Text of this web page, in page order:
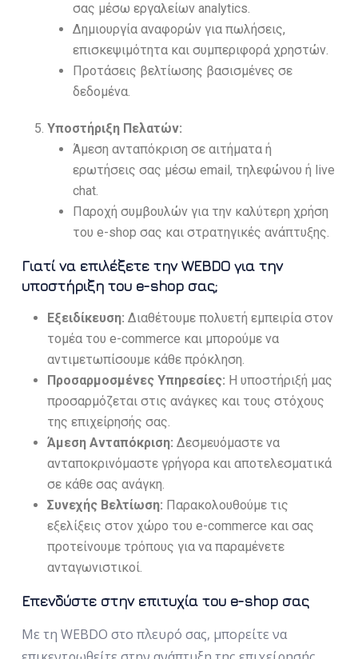
σας μέσω εργαλείων analytics.
Δημιουργία αναφορών για πωλήσεις,
επισκεψιμότητα και συμπεριφορά χρηστών.
Προτάσεις βελτίωσης βασισμένες σε
δεδομένα.
Υποστήριξη Πελατών:
Άμεση ανταπόκριση σε αιτήματα ή
ερωτήσεις σας μέσω email, τηλεφώνου ή live
chat.
Παροχή συμβουλών για την καλύτερη χρήση
του e-shop σας και στρατηγικές ανάπτυξης.
Γιατί να επιλέξετε την WEBDO για την
υποστήριξη του e-shop σας;
Εξειδίκευση: Διαθέτουμε πολυετή εμπειρία στον
τομέα του e-commerce και μπορούμε να
αντιμετωπίσουμε κάθε πρόκληση.
Προσαρμοσμένες Υπηρεσίες: Η υποστήριξή μας
προσαρμόζεται στις ανάγκες και τους στόχους
της επιχείρησής σας.
Άμεση Ανταπόκριση: Δεσμευόμαστε να
ανταποκρινόμαστε γρήγορα και αποτελεσματικά
σε κάθε σας ανάγκη.
Συνεχής Βελτίωση: Παρακολουθούμε τις
εξελίξεις στον χώρο του e-commerce και σας
προτείνουμε τρόπους για να παραμένετε
ανταγωνιστικοί.
Επενδύστε στην επιτυχία του e-shop σας
Με τη WEBDO στο πλευρό σας, μπορείτε να